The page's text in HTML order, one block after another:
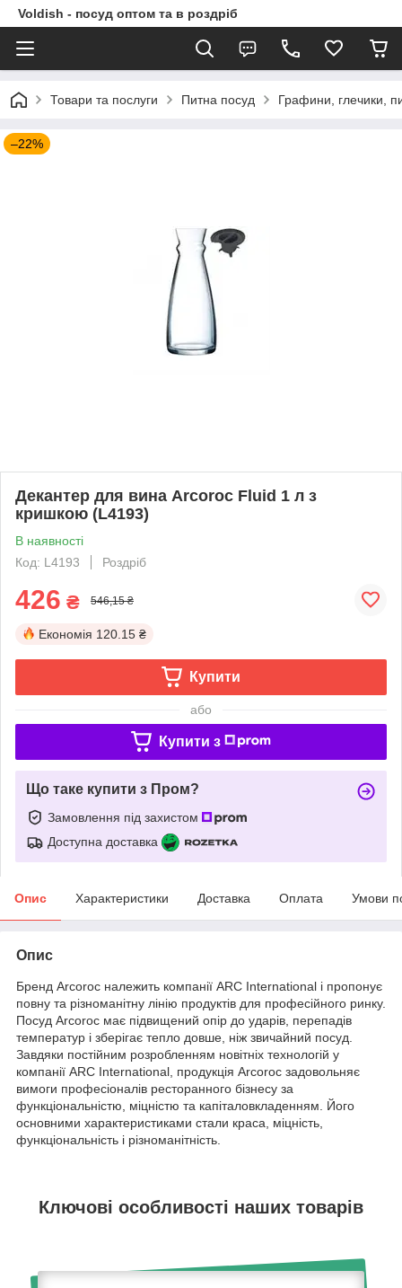
Voldish - посуд оптом та в роздріб
Товари та послуги Питна посуд Графини, глечики,
–22%
Декантер для вина Arcoroc Fluid 1 л з
кришкою (L4193)
В наявності
Код: L4193
Роздріб
426 ₴ 546,15 ₴
Економія 120.15 ₴
Купити
або
Купити з
Що таке купити з Пром?
Замовлення під захистом
Доступна доставка
Опис Характеристики Доставка Оплата Умови
Опис
Бренд Arcoroc належить компанії ARC International і пропонує
повну та різноманітну лінію продуктів для професійного ринку.
Посуд Arcoroc має підвищений опір до ударів, перепадів
температур і зберігає тепло довше, ніж звичайний посуд.
Завдяки постійним розробленням новітніх технологій у
компанії ARC International, продукція Arcoroc задовольняє
вимоги професіоналів ресторанного бізнесу за
функціональністю, міцністю та капіталовкладенням. Його
основними характеристиками стали краса, міцність,
функціональність і різноманітність.
Ключові особливості наших товарів